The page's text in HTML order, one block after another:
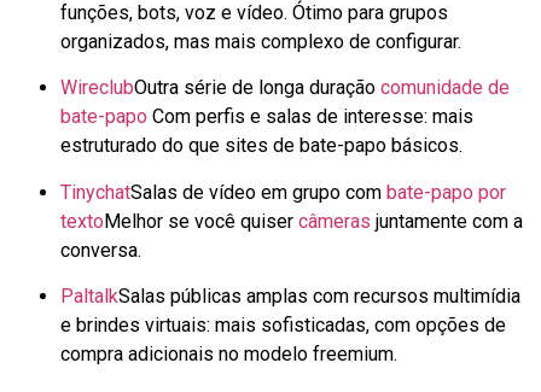
funções, bots, voz e vídeo. Ótimo para grupos
organizados, mas mais complexo de configurar.
WireclubOutra série de longa duração comunidade de
bate-papo Com perfis e salas de interesse: mais
estruturado do que sites de bate-papo básicos.
TinychatSalas de vídeo em grupo com bate-papo por
textoMelhor se você quiser câmeras juntamente com a
conversa.
PaltalkSalas públicas amplas com recursos multimídia
e brindes virtuais: mais sofisticadas, com opções de
compra adicionais no modelo freemium.